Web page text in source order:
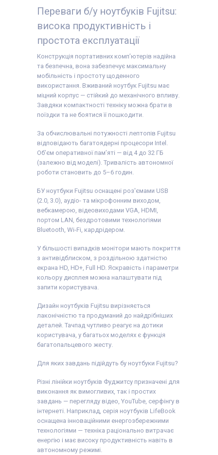
Переваги б/у ноутбуків Fujitsu:
висока продуктивність і
простота експлуатації
Конструкція портативних комп’ютерів надійна
та безпечна, вона забезпечує максимальну
мобільність і простоту щоденного
використання. Вживаний ноутбук Fujitsu має
міцний корпус — стійкий до механічного впливу.
Завдяки компактності техніку можна брати в
поїздки та не боятися її пошкодити.
За обчислювальні потужності лептопів Fujitsu
відповідають багатоядерні процесори Intel.
Об’єм оперативної пам’яті — від 4 до 32 ГБ
(залежно від моделі). Тривалість автономної
роботи становить до 5–6 годин.
БУ ноутбуки Fujitsu оснащені роз'ємами USB
(2.0, 3.0), аудіо- та мікрофонним виходом,
вебкамерою, відеовиходами VGA, HDMI,
портом LAN, бездротовими технологіями
Bluetooth, Wi-Fi, кардрідером.
У більшості випадків монітори мають покриття
з антивідблиском, з роздільною здатністю
екрана HD, HD+, Full HD. Яскравість і параметри
кольору дисплея можна налаштувати під
запити користувача.
Дизайн ноутбуків Fujitsu вирізняється
лаконічністю та продуманий до найдрібніших
деталей. Тачпад чутливо реагує на дотики
користувача, у багатьох моделях є функція
багатопальцевого жесту.
Для яких завдань підійдуть бу ноутбуки Fujitsu?
Різні лінійки ноутбуків Фуджитсу призначені для
виконання як вимогливих, так і простих
завдань — перегляду відео, YouTube, серфінгу в
інтернеті. Наприклад, серія ноутбуків LifeBook
оснащена інноваційними енергозбережними
технологіями — техніка раціонально витрачає
енергію і має високу продуктивність навіть в
автономному режимі.